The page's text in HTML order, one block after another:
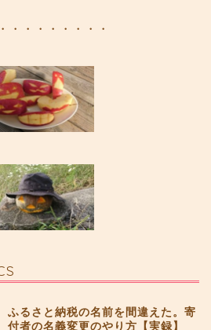
・・・・・・・・
ふるさと納税の名前を間違えた。寄
付者の名義変更のやり方【実録】